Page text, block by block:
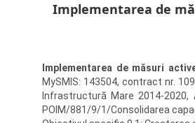
Implementarea de
Implementarea de măsuri
MySMIS: 143504, contract nr.
Infrastructură Mare 2014-
POIM/881/9/1/Consolidarea